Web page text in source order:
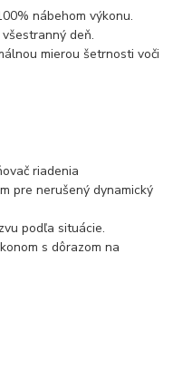
nábehom výkonu.
deň.
mierou šetrnosti voči
riadenia
pre nerušený dynamický
podľa situácie.
s dôrazom na